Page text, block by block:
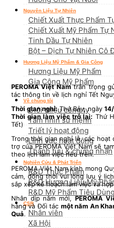
Nguyên Liệu Tự Nhiên
Chiết Xuất Thực Phẩm
Chiết Xuất Mỹ Phẩm Tự
Tinh Dầu Tự Nhiên
Bột – Dịch Tự Nhiên Cô
Hương Liệu Mỹ Phẩm & Gia Công
Hương Liệu Mỹ Phẩm
Gia Công Mỹ Phẩm
Về chúng tôi
Giới thiệu công ty
Tầm nhìn sứ mệnh
Triết lý hoạt động
Lĩnh vực hoạt động
Thành tựu & chứng nhận
Nghiên Cứu & Phát Triển
R&D Thực Phẩm
R&D Hương Liệu Mỹ
R&D Mỹ Phẩm Tiêu Dùng
CSR
Nhân viên
Xã Hội
PEROMA Việt Namtrân trọng
tác thông tin về lịch nghỉ Tết
Thời gian nghỉ:Thứ Bảy, ngày
Thời gian làm việc trở lại: Thứ
Tết)
Trong thời gian nghỉ lễ, các hoạt
trợ của PEROMA Việt Nam sẽ
theo lịch làm việc nêu trên.
PEROMA Việt Nam kính mong
cảm, đồng thời vui lòng lưu ý
sắp xếp kế hoạch làm việc và
Nhân dịp năm mới,PEROMA
hàng và Đối tác một năm An
Quả.